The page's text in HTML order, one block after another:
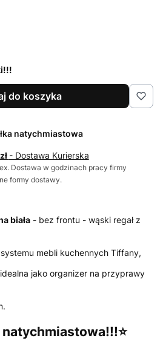
do koszyka
natychmiastowa
- Dostawa Kurierska
Dostawa w godzinach pracy firmy
formy dostawy.
biała - bez frontu - wąski regał z
mebli kuchennych Tiffany,
jako organizer na przyprawy
natychmiastowa!!!⭐️